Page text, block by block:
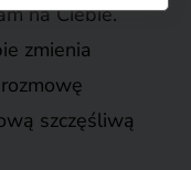
na Ciebie.
zmienia
szczęśliwą